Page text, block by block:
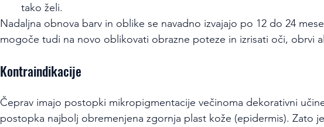
tako želi.
Nadaljna obnova barv in oblike se navadno izvajajo po 12 do 24
mogoče tudi na novo oblikovati obrazne poteze in izrisati oči, obrvi
Kontraindikacije
Čeprav imajo postopki mikropigmentacije večinoma dekorativni
postopka najbolj obremenjena zgornja plast kože (epidermis). Zato